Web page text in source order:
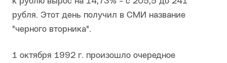
рубля. Этот день получил в СМИ название
"черного вторника".
1 октября 1992 г. произошло очередное